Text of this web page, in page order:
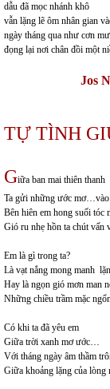
dẫu đã mọc nhánh khô
vẫn lặng lẽ ôm nhân gian
ngày tháng qua như cơn
đọng lại nơi chân đồi một
Jos
TỰ TÌNH
Giữa ban mai thiên thanh
Ta gửi những ước mơ…vào
Bên hiên em hong suối tóc
Gió ru nhẹ hồn ta chút vấn
Em là gì trong ta?
Là vạt nắng mong manh
Hay là ngọn gió mơn man
Những chiều trầm mặc
Có khi ta đã yêu em
Giữa trời xanh mơ ước…
Với tháng ngày âm thầm
Giữa khoảng lặng của